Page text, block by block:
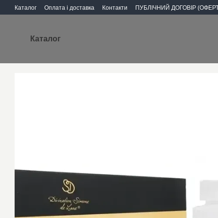
Перейти до основного контенту
Каталог Оплата і доставка Контакти ПУБЛІЧНИЙ ДОГОВІР
Каталог